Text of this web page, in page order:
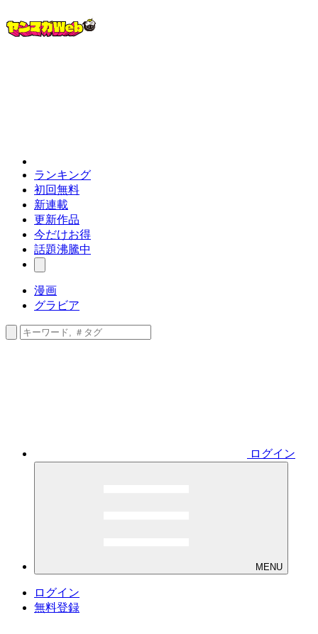
ランキング
初回無料
新連載
更新作品
今だけお得
話題沸騰中
漫画
グラビア
ログイン
MENU
ログイン
無料登録